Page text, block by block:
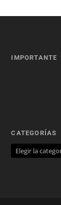
IMPORTANTE
CATEGORÍAS